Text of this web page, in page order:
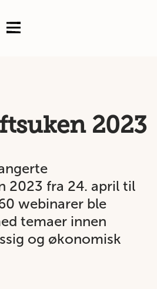
2023
2023 fra 24. april til
webinarer ble
temaer innen
og økonomisk